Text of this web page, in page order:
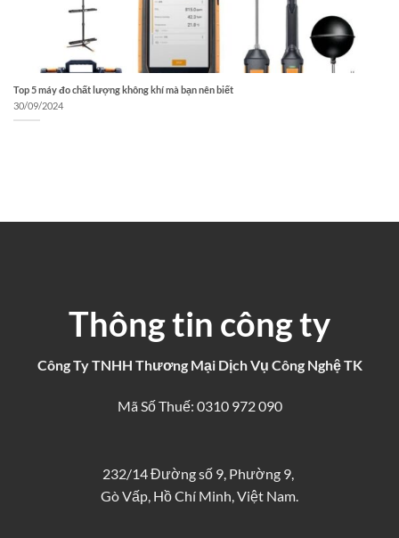
Top 5 máy đo chất lượng không khí mà bạn nên biết
30/09/2024
Thông tin công ty
Công Ty TNHH Thương Mại Dịch Vụ Công Nghệ TK
Mã Số Thuế: 0310 972 090
232/14 Đường số 9, Phường 9,
Gò Vấp, Hồ Chí Minh, Việt Nam.